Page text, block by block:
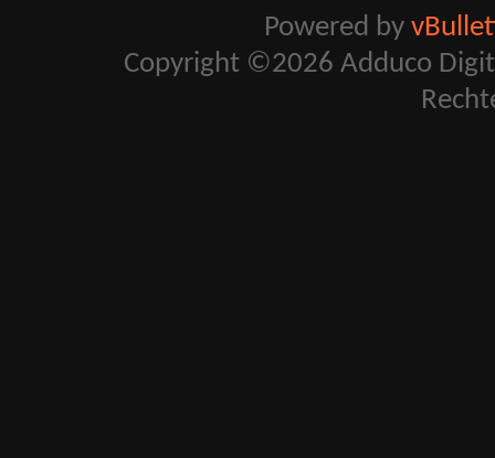
Powered by
Copyright ©2026 Adduco